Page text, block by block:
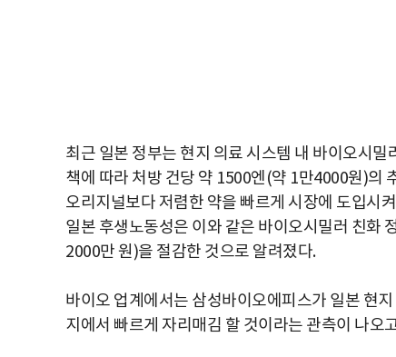
최근 일본 정부는 현지 의료 시스템 내 바이오시
책에 따라 처방 건당 약 1500엔(약 1만4000원)의
오리지널보다 저렴한 약을 빠르게 시장에 도입시
일본 후생노동성은 이와 같은 바이오시밀러 친화
2000만 원)을 절감한 것으로 알려졌다.
바이오 업계에서는 삼성바이오에피스가 일본 현
지에서 빠르게 자리매김 할 것이라는 관측이 나오